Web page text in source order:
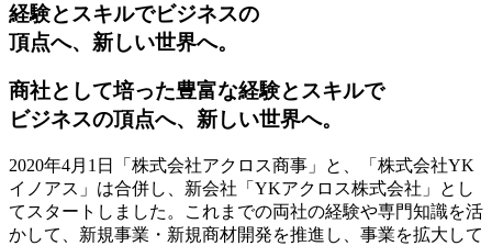
経験とスキルでビジネスの
頂点へ、新しい世界へ。
商社として培った豊富な経験とスキルで
ビジネスの頂点へ、新しい世界へ。
2020年4月1日「株式会社アクロス商事」と、「株式会社YK
イノアス」は合併し、新会社「YKアクロス株式会社」とし
てスタートしました。これまでの両社の経験や専門知識を活
かして、新規事業・新規商材開発を推進し、事業を拡大して